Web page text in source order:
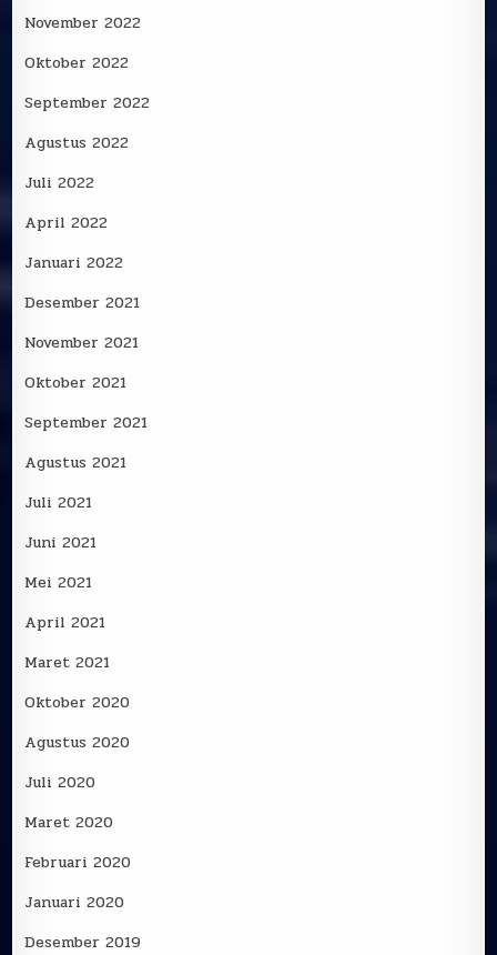
November 2022
Oktober 2022
September 2022
Agustus 2022
Juli 2022
April 2022
Januari 2022
Desember 2021
November 2021
Oktober 2021
September 2021
Agustus 2021
Juli 2021
Juni 2021
Mei 2021
April 2021
Maret 2021
Oktober 2020
Agustus 2020
Juli 2020
Maret 2020
Februari 2020
Januari 2020
Desember 2019